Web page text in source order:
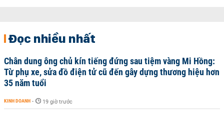
Đọc nhiều nhất
Chân dung ông chủ kín tiếng đứng sau tiệm vàng Mi Hồng:
Từ phụ xe, sửa đồ điện tử cũ đến gây dựng thương hiệu hơn
35 năm tuổi
KINH DOANH - 19 giờ trước